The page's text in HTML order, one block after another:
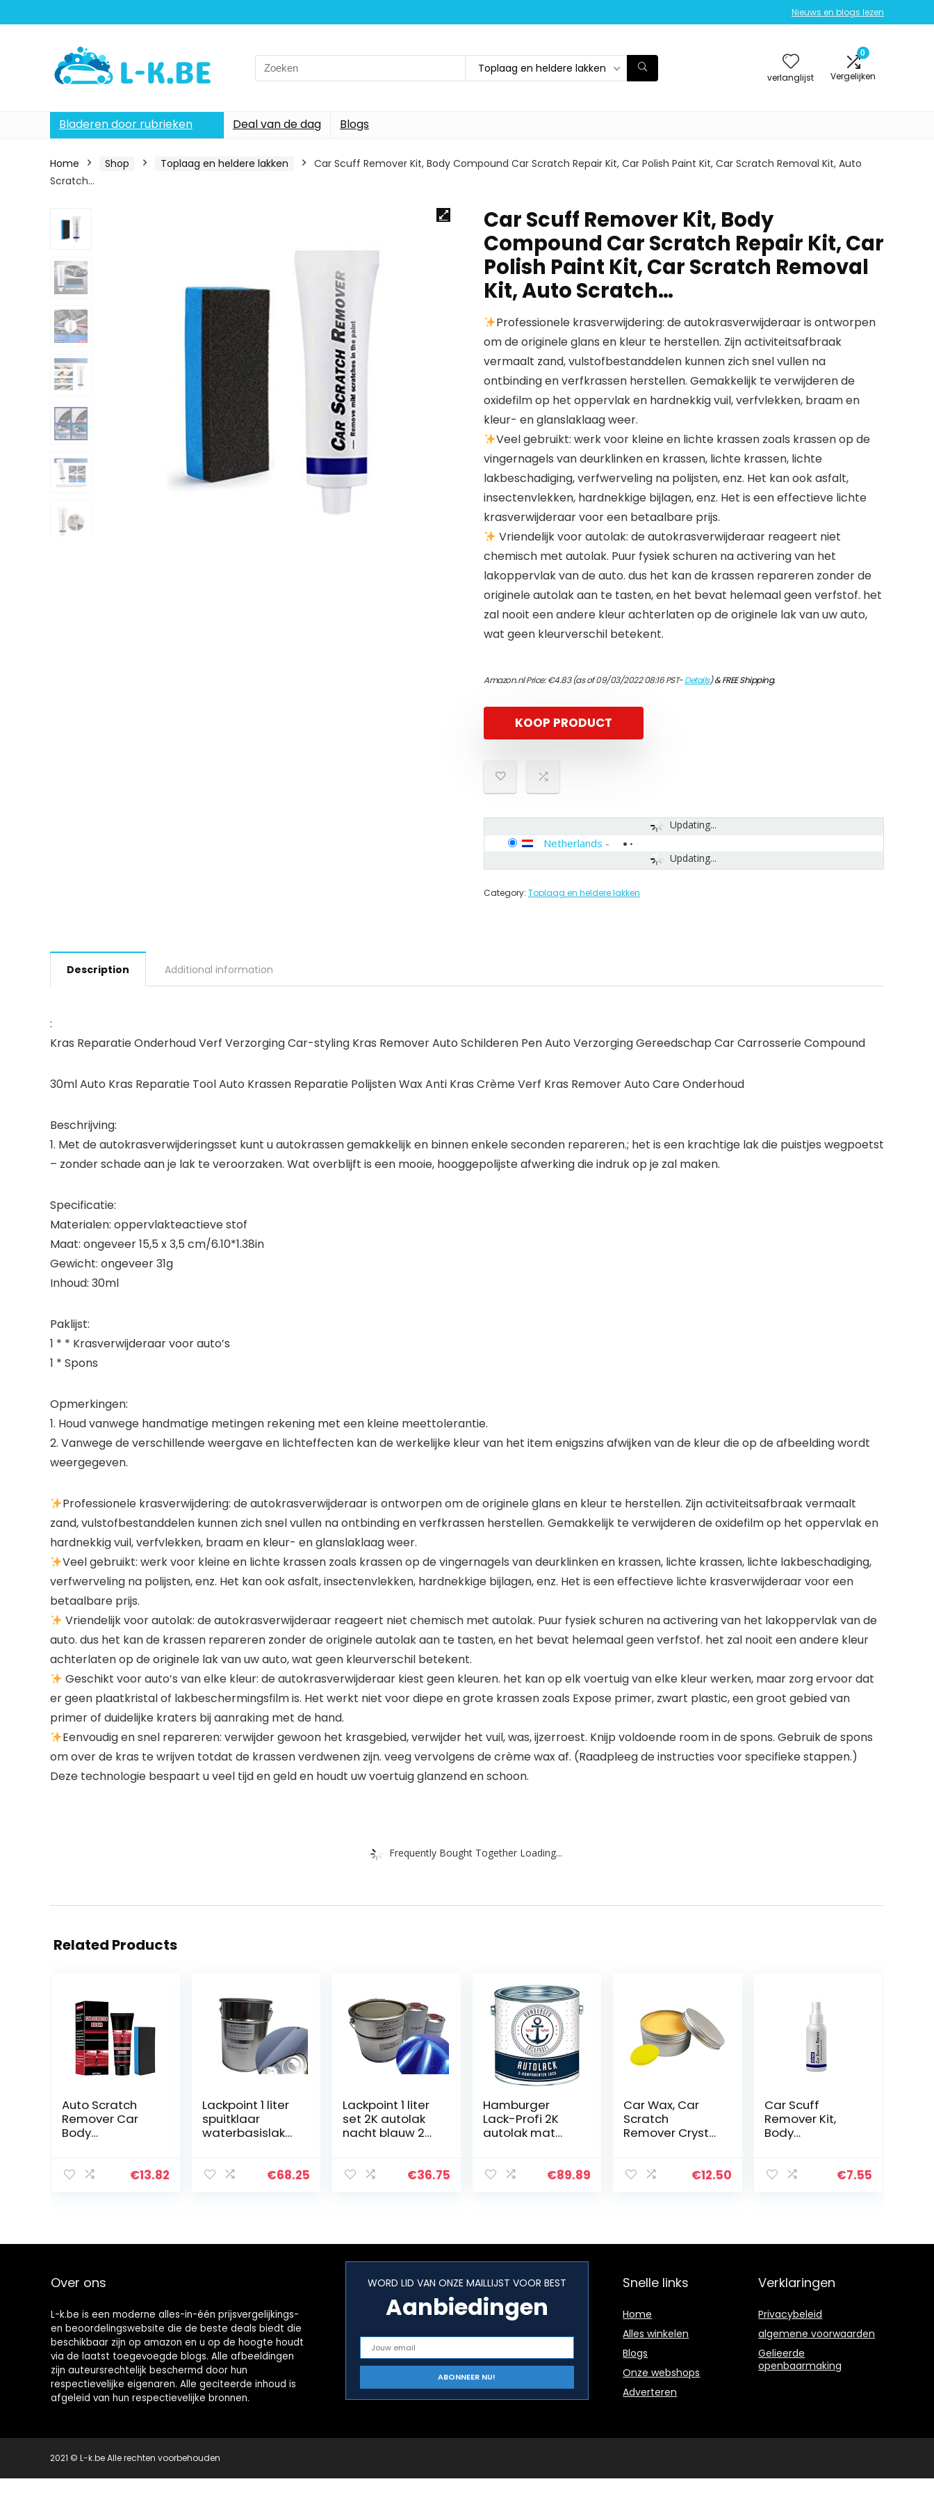
Nieuws en blogs lezen
Search
for:
Toplaag en heldere lakken
verlanglijst
0
Vergelijken
Bladeren door rubrieken Deal van de dag Blogs
Home Shop Toplaag en heldere lakken
Car Scuff Remover Kit, Body Compound Car Scratch Repair Kit, Car Polish Paint Kit, Car Scratch Removal Kit, Auto
Scratch…
Car Scuff Remover Kit, Body
Compound Car Scratch Repair Kit, Car
Polish Paint Kit, Car Scratch Removal
Kit, Auto Scratch…
Professionele krasverwijdering: de autokrasverwijderaar is ontworpen
om de originele glans en kleur te herstellen. Zijn activiteitsafbraak
vermaalt zand, vulstofbestanddelen kunnen zich snel vullen na
ontbinding en verfkrassen herstellen. Gemakkelijk te verwijderen de
oxidefilm op het oppervlak en hardnekkig vuil, verfvlekken, braam en
kleur- en glanslaklaag weer.
Veel gebruikt: werk voor kleine en lichte krassen zoals krassen op de
vingernagels van deurklinken en krassen, lichte krassen, lichte
lakbeschadiging, verfwerveling na polijsten, enz. Het kan ook asfalt,
insectenvlekken, hardnekkige bijlagen, enz. Het is een effectieve lichte
krasverwijderaar voor een betaalbare prijs.
Vriendelijk voor autolak: de autokrasverwijderaar reageert niet
chemisch met autolak. Puur fysiek schuren na activering van het
lakoppervlak van de auto. dus het kan de krassen repareren zonder de
originele autolak aan te tasten, en het bevat helemaal geen verfstof. het
zal nooit een andere kleur achterlaten op de originele lak van uw auto,
wat geen kleurverschil betekent.
Amazon.nl Price:€4.83(as of 09/03/2022 08:16 PST-Details)&FREE Shipping.
KOOP PRODUCT
Updating...
Updating...
Netherlands -
Category: Toplaag en heldere lakken
Description Additional information
:
Kras Reparatie Onderhoud Verf Verzorging Car-styling Kras Remover Auto Schilderen Pen Auto Verzorging Gereedschap Car Carrosserie Compound
30ml Auto Kras Reparatie Tool Auto Krassen Reparatie Polijsten Wax Anti Kras Crème Verf Kras Remover Auto Care Onderhoud
Beschrijving:
1. Met de autokrasverwijderingsset kunt u autokrassen gemakkelijk en binnen enkele seconden repareren.; het is een krachtige lak die puistjes wegpoetst
– zonder schade aan je lak te veroorzaken. Wat overblijft is een mooie, hooggepolijste afwerking die indruk op je zal maken.
Specificatie:
Materialen: oppervlakteactieve stof
Maat: ongeveer 15,5 x 3,5 cm/6.10*1.38in
Gewicht: ongeveer 31g
Inhoud: 30ml
Paklijst:
1 * * Krasverwijderaar voor auto’s
1 * Spons
Opmerkingen:
1. Houd vanwege handmatige metingen rekening met een kleine meettolerantie.
2. Vanwege de verschillende weergave en lichteffecten kan de werkelijke kleur van het item enigszins afwijken van de kleur die op de afbeelding wordt
weergegeven.
Professionele krasverwijdering: de autokrasverwijderaar is ontworpen om de originele glans en kleur te herstellen. Zijn activiteitsafbraak vermaalt
zand, vulstofbestanddelen kunnen zich snel vullen na ontbinding en verfkrassen herstellen. Gemakkelijk te verwijderen de oxidefilm op het oppervlak en
hardnekkig vuil, verfvlekken, braam en kleur- en glanslaklaag weer.
Veel gebruikt: werk voor kleine en lichte krassen zoals krassen op de vingernagels van deurklinken en krassen, lichte krassen, lichte lakbeschadiging,
verfwerveling na polijsten, enz. Het kan ook asfalt, insectenvlekken, hardnekkige bijlagen, enz. Het is een effectieve lichte krasverwijderaar voor een
betaalbare prijs.
Vriendelijk voor autolak: de autokrasverwijderaar reageert niet chemisch met autolak. Puur fysiek schuren na activering van het lakoppervlak van de
auto. dus het kan de krassen repareren zonder de originele autolak aan te tasten, en het bevat helemaal geen verfstof. het zal nooit een andere kleur
achterlaten op de originele lak van uw auto, wat geen kleurverschil betekent.
Geschikt voor auto’s van elke kleur: de autokrasverwijderaar kiest geen kleuren. het kan op elk voertuig van elke kleur werken, maar zorg ervoor dat
er geen plaatkristal of lakbeschermingsfilm is. Het werkt niet voor diepe en grote krassen zoals Expose primer, zwart plastic, een groot gebied van
primer of duidelijke kraters bij aanraking met de hand.
Eenvoudig en snel repareren: verwijder gewoon het krasgebied, verwijder het vuil, was, ijzerroest. Knijp voldoende room in de spons. Gebruik de spons
om over de kras te wrijven totdat de krassen verdwenen zijn. veeg vervolgens de crème wax af. (Raadpleeg de instructies voor specifieke stappen.)
Deze technologie bespaart u veel tijd en geld en houdt uw voertuig glanzend en schoon.
Frequently Bought Together Loading...
Related Products
Auto Scratch
Remover Car
Body
Remover
€13.82
Lackpoint 1 liter
spuitklaar
waterbasislak
autolak
€68.25
Lackpoint 1 liter
set 2K autolak
nacht blauw 2
€36.75
Hamburger
Lack-Profi 2K
autolak mat
set toplak – zeer
€89.89
Car Wax, Car
Scratch
Remover Crystal
Remover Palm
€12.50
Car Scuff
Remover Kit,
Body
Kit, Car Polish€7.55
Over ons
L-k.be is een moderne alles-in-één prijsvergelijkings-
en beoordelingswebsite die de beste deals biedt die
beschikbaar zijn op amazon en u op de hoogte houdt
via de laatst toegevoegde blogs. Alle afbeeldingen
zijn auteursrechtelijk beschermd door hun
respectievelijke eigenaren. Alle geciteerde inhoud is
afgeleid van hun respectievelijke bronnen.
WORD LID VAN ONZE MAILLIJST VOOR BEST
Aanbiedingen
Snelle links
Home
Alles winkelen
Blogs
Onze webshops
Adverteren
Verklaringen
Privacybeleid
algemene voorwaarden
Gelieerde
openbaarmaking
2021 © L-k.be Alle rechten voorbehouden